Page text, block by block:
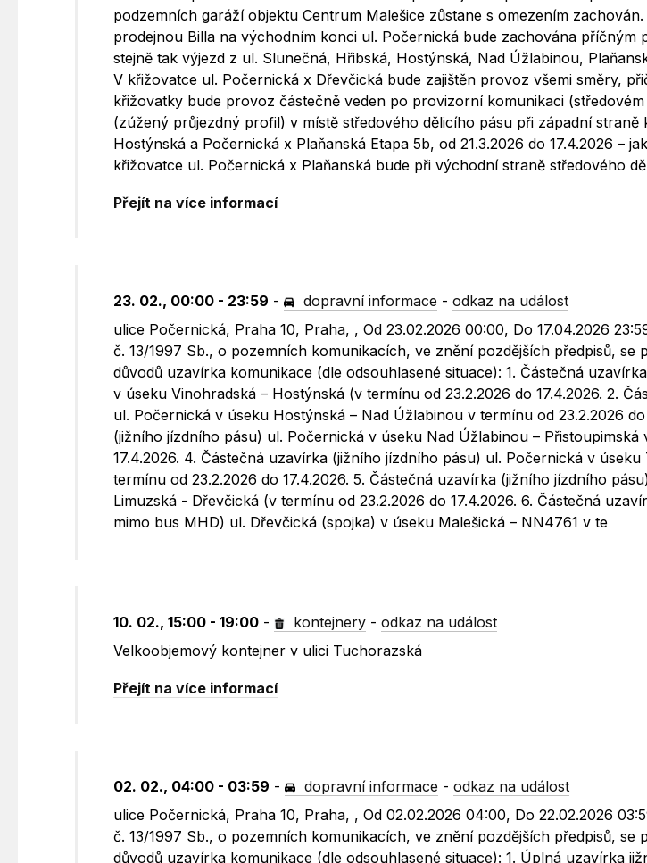
podzemních garáží objektu Centrum Malešice zůstane s omezením
prodejnou Billa na východním konci ul. Počernická bude zachována příčným
stejně tak výjezd z ul. Slunečná, Hřibská, Hostýnská, Nad Úžlabinou,
V křižovatce ul. Počernická x Dřevčická bude zajištěn provoz všemi směry,
křižovatky bude provoz částečně veden po provizorní komunikaci
(zúžený průjezdný profil) v místě středového dělicího pásu při západní straně
Hostýnská a Počernická x Plaňanská Etapa 5b, od 21.3.2026 do 17.4.2026 –
křižovatce ul. Počernická x Plaňanská bude při východní straně středového
Přejít na více informací
23. 02., 00:00 - 23:59 - dopravní informace -odkaz na událost
ulice Počernická, Praha 10, Praha, , Od 23.02.2026 00:00, Do 17.04.2026
č. 13/1997 Sb., o pozemních komunikacích, ve znění pozdějších předpisů, se
důvodů uzavírka komunikace (dle odsouhlasené situace): 1. Částečná
v úseku Vinohradská – Hostýnská (v termínu od 23.2.2026 do 17.4.2026. 2.
ul. Počernická v úseku Hostýnská – Nad Úžlabinou v termínu od 23.2.2026
(jižního jízdního pásu) ul. Počernická v úseku Nad Úžlabinou – Přistoupimská
17.4.2026. 4. Částečná uzavírka (jižního jízdního pásu) ul. Počernická v
termínu od 23.2.2026 do 17.4.2026. 5. Částečná uzavírka (jižního jízdního
Limuzská - Dřevčická (v termínu od 23.2.2026 do 17.4.2026. 6. Částečná
mimo bus MHD) ul. Dřevčická (spojka) v úseku Malešická – NN4761 v te
10. 02., 15:00 - 19:00 - kontejnery -odkaz na událost
Velkoobjemový kontejner v ulici Tuchorazská
Přejít na více informací
02. 02., 04:00 - 03:59 - dopravní informace -odkaz na událost
ulice Počernická, Praha 10, Praha, , Od 02.02.2026 04:00, Do 22.02.2026
č. 13/1997 Sb., o pozemních komunikacích, ve znění pozdějších předpisů, se
důvodů uzavírka komunikace (dle odsouhlasené situace): 1. Úplná uzavírka